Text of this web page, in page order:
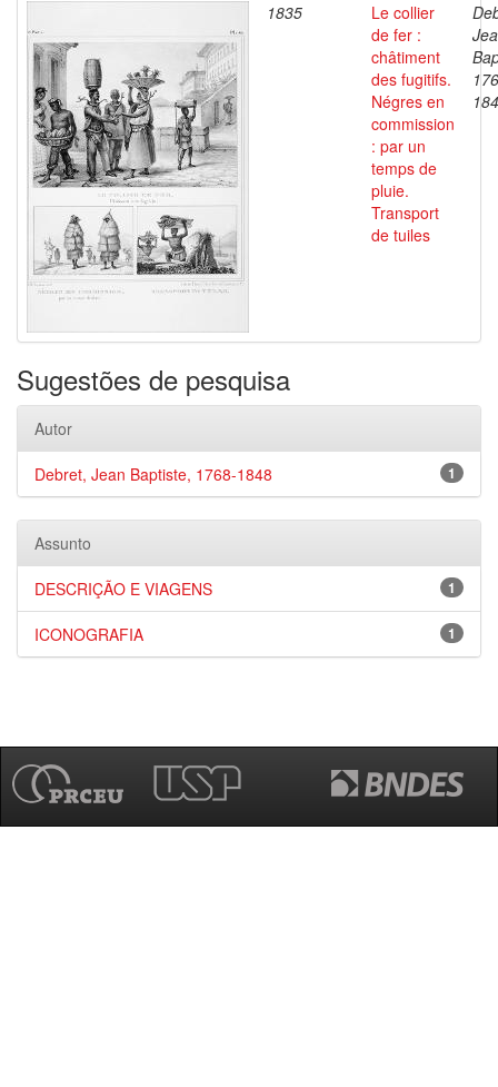
1835
Le collier
de fer :
châtiment
des fugitifs.
Négres en
commission
: par un
temps de
pluie.
Transport
de tuiles
Sugestões de pesquisa
Autor
1
Debret, Jean Baptiste, 1768-1848
Assunto
1
DESCRIÇÃO E VIAGENS
1
ICONOGRAFIA